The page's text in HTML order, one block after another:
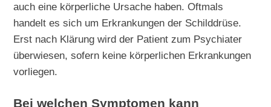
auch eine körperliche Ursache haben. Oftmals
handelt es sich um Erkrankungen der Schilddrüse.
Erst nach Klärung wird der Patient zum Psychiater
überwiesen, sofern keine körperlichen Erkrankungen
vorliegen.
Bei welchen Symptomen kann